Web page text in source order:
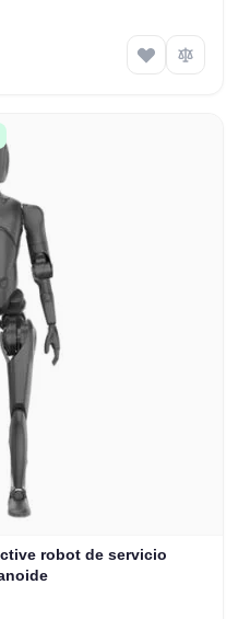
robot de servicio